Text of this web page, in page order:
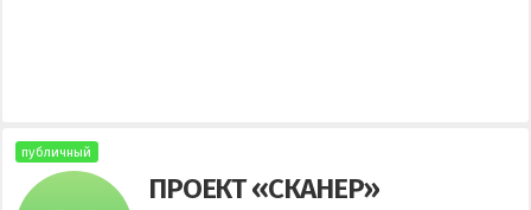
публичный
ПРОЕКТ «СКАНЕР»